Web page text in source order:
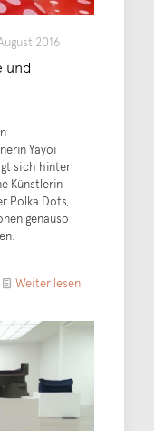
2016
und
Yayoi
sich hinter
Künstlerin
Polka Dots,
genauso
Weiter lesen